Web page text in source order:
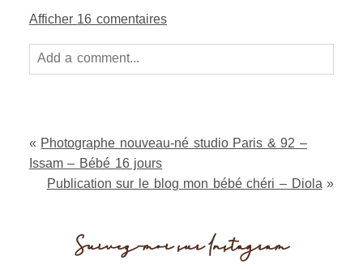
Afficher 16 comentaires
Add a comment...
« Photographe nouveau-né studio Paris & 92 –
Issam – Bébé 16 jours
Publication sur le blog mon bébé chéri – Diola »
Suivez-moi sur Instagram